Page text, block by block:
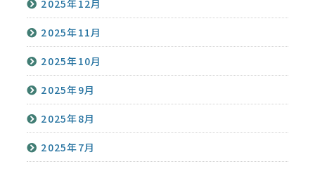
2025年12月
2025年11月
2025年10月
2025年9月
2025年8月
2025年7月